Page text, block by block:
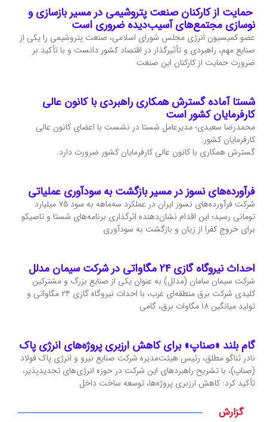
حمایت از کارکنان صنعت پتروشیمی در مسیر بازسازی و
نوسازی مجتمع‌های آسیب‌دیده ضروری است
عضو کمیسیون انرژی مجلس شورای اسلامی، صنعت پتروشیمی را یکی از
صنایع مهم، راهبردی و تأثیرگذار در اقتصاد کشور دانست و با تأکید بر
ضرورت حمایت از کارکنان این صنعت
شستا آماده گسترش همکاری راهبردی با کانون عالی
کارفرمایان کشور است
محمدرضا سعیدی؛ مدیرعامل شستا در نشست با اعضای کانون عالی
کارفرمایان کشور:
گسترش همکاری با کانون عالی کارفرمایان کشور ضرورت دارد.
فرآورده‌های نسوز در مسیر بازگشت به سودآوری عملیاتی
شرکت فرآورده‌های نسوز ایران در عملکرد سه‌ماهه به سود ۷۵ میلیارد
تومانی رسید؛ این اقدام نشان‌دهنده اثرگذاری برنامه‌های شستا و تاصیکو
برای خروج کفرا از زیان و بازگشت به سودآوری
احداث نیروگاه گازی ۲۴ مگاواتی در شرکت سیمان مدلل
شرکت سیمان سامان (مدلل) به عنوان یکی از صنایع بزرگ و مشترکین
کلیدی شرکت برق منطقه‌ای غرب، با احداث نیروگاه گازی ۲۴ مگاواتی و
تولید میانگین ۱۸ مگاوات برق، گامی
گام بلند «صناپ» برای کاهش ارزبری پروژه‌های انرژی پاک
نادر ثناگو مطلق، رئیس هیئت‌مدیره شرکت صنایع نیرو و انرژی پاک فولاد
(صناپ)، با تشریح راهبردهای این شرکت در حوزه انرژی‌های تجدیدپذیر،
تأکید کرد: کاهش ارزبری پروژه‌ها، توسعه ساخت داخل
گزارش